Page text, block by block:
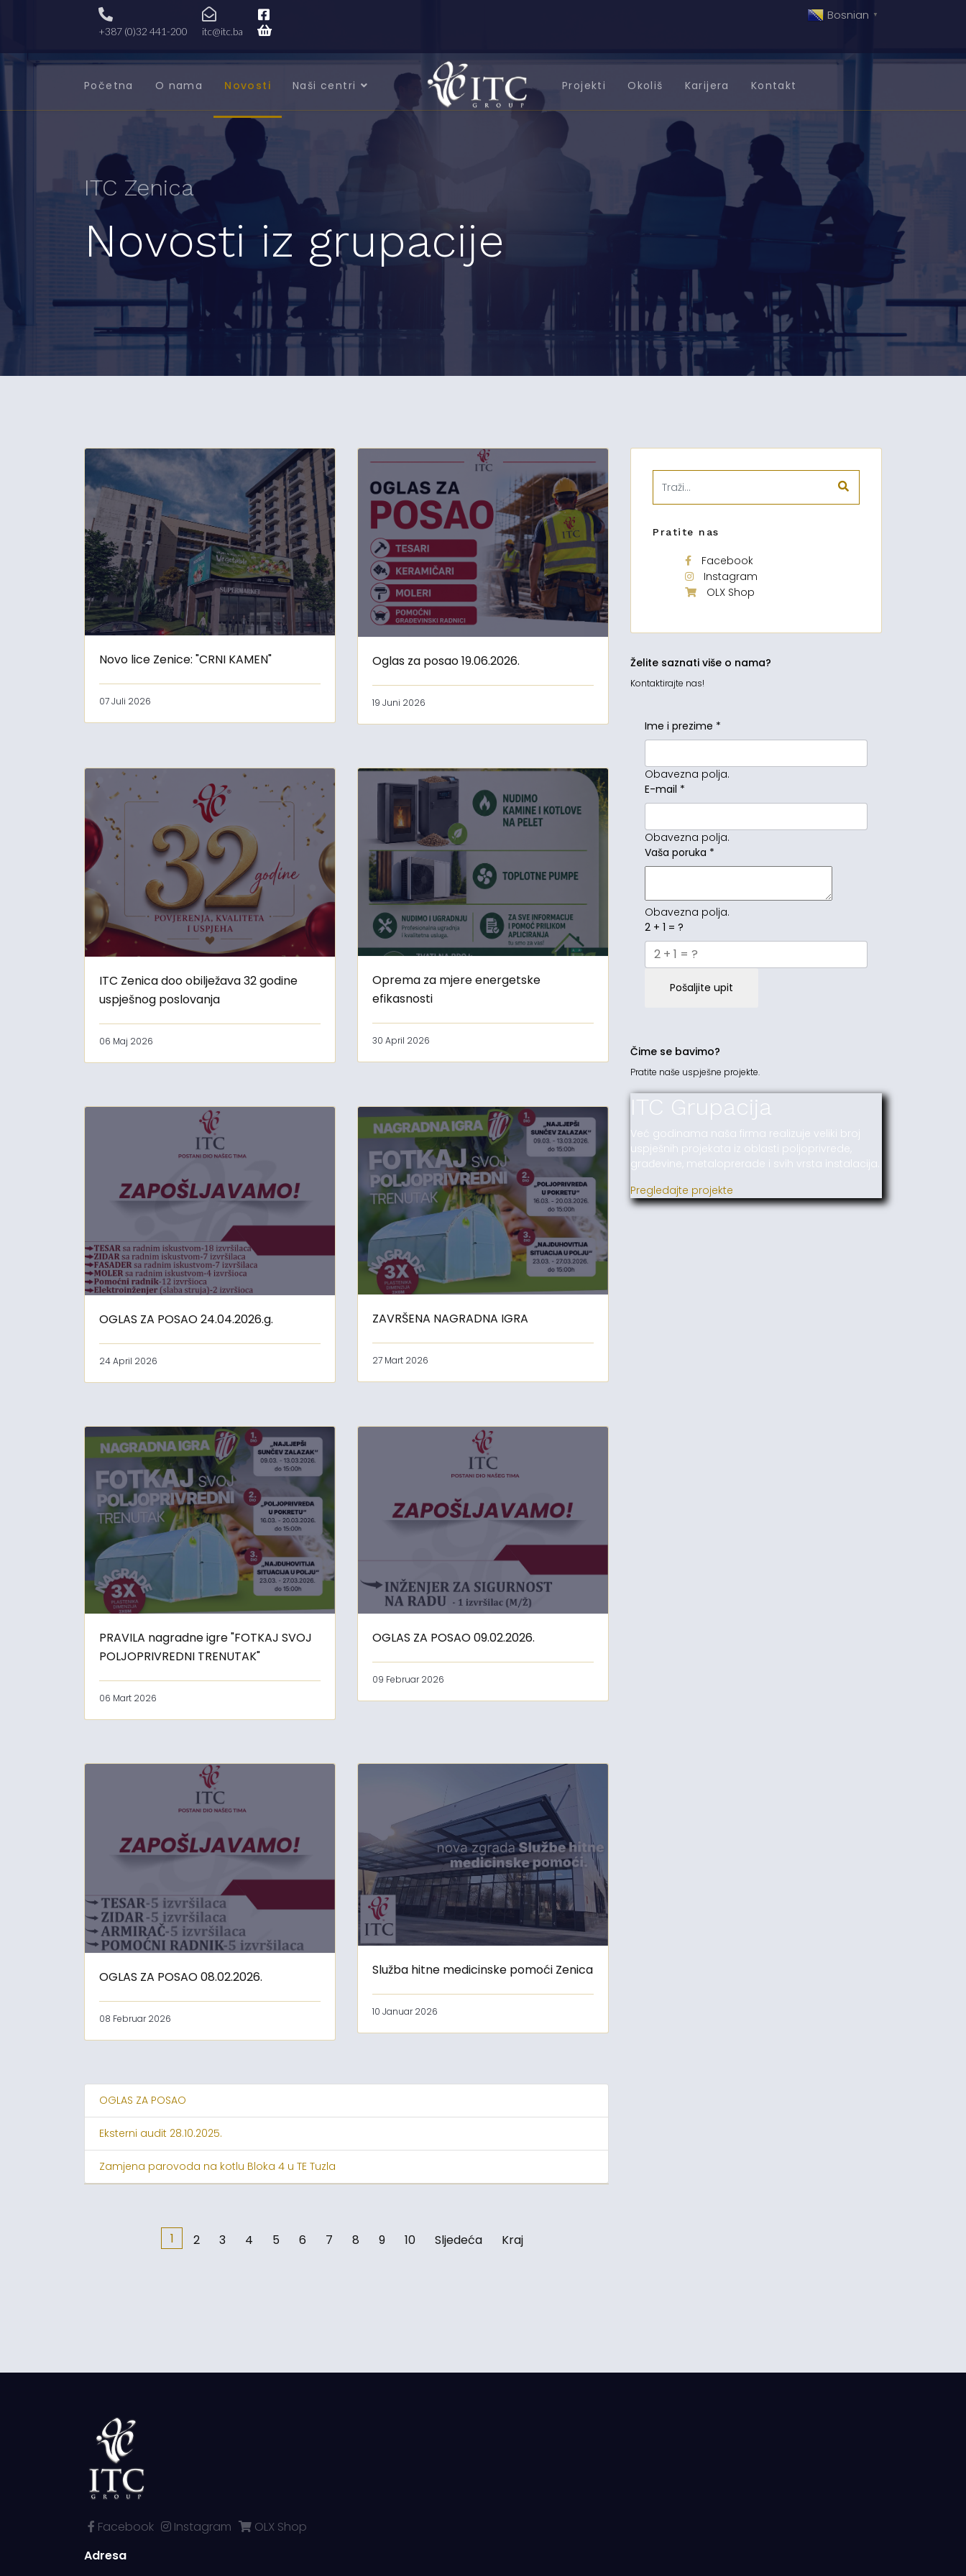
+387 (0)32 441-200 itc@itc.ba
Bosnian ▼
Početna O nama Novosti Naši centri Projekti Okoliš Karijera Kontakt
ITC Zenica
Novosti iz grupacije
Novo lice Zenice: "CRNI KAMEN"
07 Juli 2026
Oglas za posao 19.06.2026.
19 Juni 2026
ITC Zenica doo obilježava 32 godine
uspješnog poslovanja
06 Maj 2026
Oprema za mjere energetske
efikasnosti
30 April 2026
OGLAS ZA POSAO 24.04.2026.g.
24 April 2026
ZAVRŠENA NAGRADNA IGRA
27 Mart 2026
PRAVILA nagradne igre "FOTKAJ SVOJ
POLJOPRIVREDNI TRENUTAK"
06 Mart 2026
OGLAS ZA POSAO 09.02.2026.
09 Februar 2026
OGLAS ZA POSAO 08.02.2026.
08 Februar 2026
Služba hitne medicinske pomoći Zenica
10 Januar 2026
OGLAS ZA POSAO
Eksterni audit 28.10.2025.
Zamjena parovoda na kotlu Bloka 4 u TE Tuzla
1 2 3 4 5 6 7 8 9 10 Sljedeća Kraj
Pratite nas
Facebook
Instagram
OLX Shop
Želite saznati više o nama?
Kontaktirajte nas!
Ime i prezime *
Obavezna polja.
E-mail *
Obavezna polja.
Vaša poruka *
Obavezna polja.
2 + 1 = ?
Pošaljite upit
Čime se bavimo?
Pratite naše uspješne projekte.
ITC Grupacija
Već godinama naša firma realizuje veliki broj
uspješnih projekata iz oblasti poljoprivrede,
građevine, metaloprerade i svih vrsta instalacija.
Pregledajte projekte
Facebook Instagram
OLX Shop
Adresa